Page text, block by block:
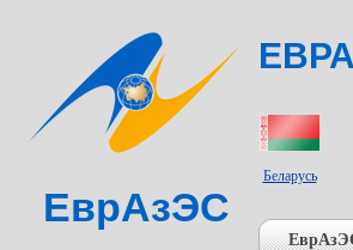
ЕврАзЭС
Беларусь